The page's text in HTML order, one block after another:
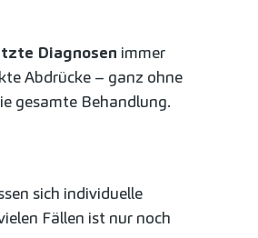
Diagnosen immer
Abdrücke – ganz ohne
gesamte Behandlung.
sich individuelle
Fällen ist nur noch